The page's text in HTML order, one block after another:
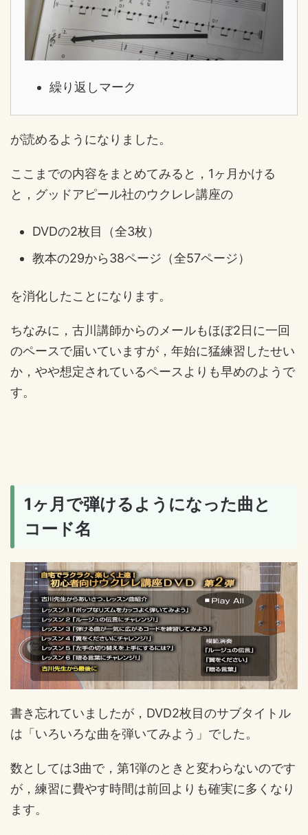
繰り返しマーク
が読めるようになりました。
ここまでの内容をまとめてみると，1ヶ月かける
と，グッドアピール社のウクレレ講座の
DVDの2枚目（全3枚）
教本の29から38ページ（全57ページ）
を消化したことになります。
ちなみに，古川講師からのメールもほぼ2日に一回
のペースで届いていますが，年始に猛練習したせい
か，やや想定されているペースよりも早めのようで
す。
1ヶ月で弾けるようになった曲と
コード名
書き忘れていましたが，DVD2枚目のサブタイトル
は「いろいろな曲を弾いてみよう」でした。
数としては3曲で，第1弾のときと変わらないのです
が，練習に費やす時間は前回よりも確実に多くなり
ます。